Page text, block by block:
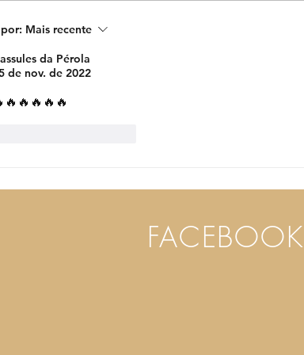
torna-se a primeira
de perfume com nome
Mais recente
da Pérola
de nov. de 2022
FACEBOOK